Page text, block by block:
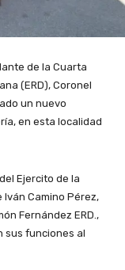
de la Cuarta
(ERD), Coronel
un nuevo
en esta localidad
Ejercito de la
Iván Camino Pérez,
Fernández ERD.,
sus funciones al